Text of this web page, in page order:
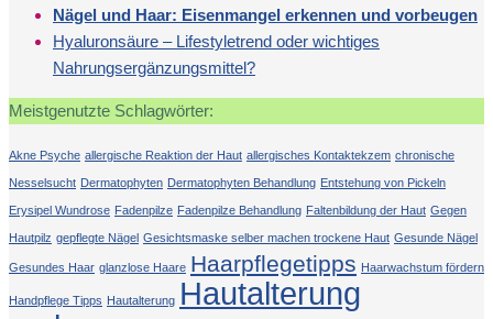
Nägel und Haar: Eisenmangel erkennen und vorbeugen
Hyaluronsäure – Lifestyletrend oder wichtiges
Nahrungsergänzungsmittel?
Meistgenutzte Schlagwörter:
Akne Psyche allergische Reaktion der Haut allergisches Kontaktekzem chronische
Nesselsucht Dermatophyten Dermatophyten Behandlung Entstehung von Pickeln
Erysipel Wundrose Fadenpilze Fadenpilze Behandlung Faltenbildung der Haut Gegen
Hautpilz gepflegte Nägel Gesichtsmaske selber machen trockene Haut Gesunde Nägel
Gesundes Haar glanzlose Haare Haarpflegetipps Haarwachstum fördern
Handpflege Tipps Hautalterung Hautalterung